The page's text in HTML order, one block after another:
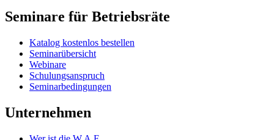
Seminare für Betriebsräte
Katalog kostenlos bestellen
Seminarübersicht
Webinare
Schulungsanspruch
Seminarbedingungen
Unternehmen